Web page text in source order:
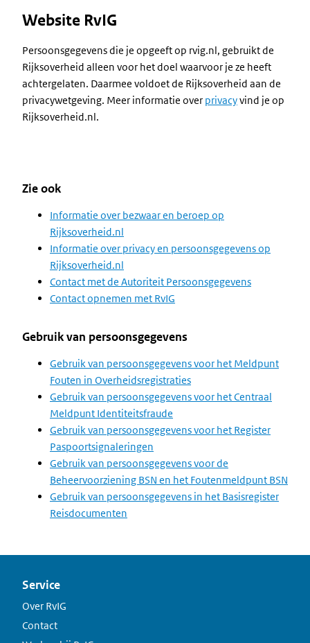
Website RvIG
Persoonsgegevens die je opgeeft op rvig.nl, gebruikt de
Rijksoverheid alleen voor het doel waarvoor je ze heeft
achtergelaten. Daarmee voldoet de Rijksoverheid aan de
privacywetgeving. Meer informatie over privacyvind je op
Rijksoverheid.nl.
Zie ook
Informatie over bezwaar en beroep op
Rijksoverheid.nl
Informatie over privacy en persoonsgegevens op
Rijksoverheid.nl
Contact met de Autoriteit Persoonsgegevens
Contact opnemen met RvIG
Gebruik van persoonsgegevens
Gebruik van persoonsgegevens voor het Meldpunt
Fouten in Overheidsregistraties
Gebruik van persoonsgegevens voor het Centraal
Meldpunt Identiteitsfraude
Gebruik van persoonsgegevens voor het Register
Paspoortsignaleringen
Gebruik van persoonsgegevens voor de
Beheervoorziening BSN en het Foutenmeldpunt BSN
Gebruik van persoonsgegevens in het Basisregister
Reisdocumenten
Service
Over RvIG
Contact